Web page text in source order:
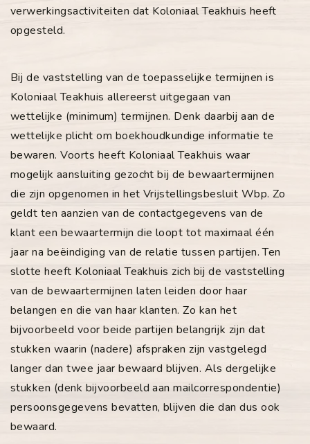
verwerkingsactiviteiten dat Koloniaal Teakhuis heeft
opgesteld.
Bij de vaststelling van de toepasselijke termijnen is
Koloniaal Teakhuis allereerst uitgegaan van
wettelijke (minimum) termijnen. Denk daarbij aan de
wettelijke plicht om boekhoudkundige informatie te
bewaren. Voorts heeft Koloniaal Teakhuis waar
mogelijk aansluiting gezocht bij de bewaartermijnen
die zijn opgenomen in het Vrijstellingsbesluit Wbp. Zo
geldt ten aanzien van de contactgegevens van de
klant een bewaartermijn die loopt tot maximaal één
jaar na beëindiging van de relatie tussen partijen. Ten
slotte heeft Koloniaal Teakhuis zich bij de vaststelling
van de bewaartermijnen laten leiden door haar
belangen en die van haar klanten. Zo kan het
bijvoorbeeld voor beide partijen belangrijk zijn dat
stukken waarin (nadere) afspraken zijn vastgelegd
langer dan twee jaar bewaard blijven. Als dergelijke
stukken (denk bijvoorbeeld aan mailcorrespondentie)
persoonsgegevens bevatten, blijven die dan dus ook
bewaard.